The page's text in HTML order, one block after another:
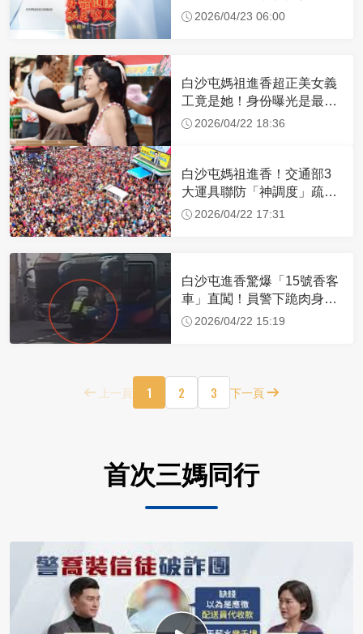
幕2026/04/23 06:00
白沙屯媽祖進香超正美女義
工竟是她！身份曝光是最美
禮生 一輩子不結婚
2026/04/22 18:36
白沙屯媽祖進香！交通部3
大運具聯防「神調度」疏運
32.1萬創新高
2026/04/22 17:31
白沙屯進香驚爆「15號香客
車」直闖！員警下跪肉身擋
車：讓行人先過
2026/04/22 15:19
上一頁 1 2 3 下一頁
首次三媽同行